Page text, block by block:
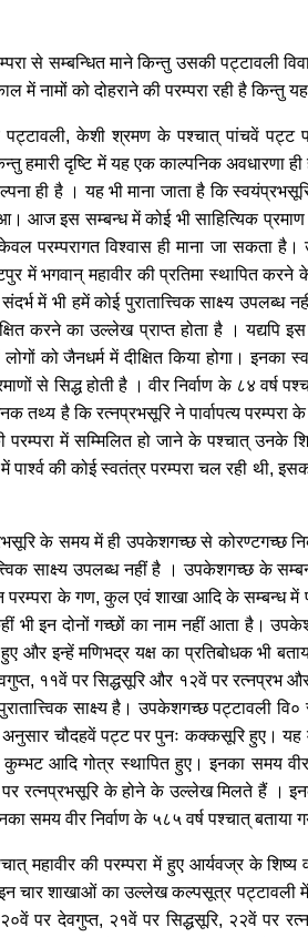
से सम्बन्धित माने किन्तु उसकी पट्टावली
में नामों को दोहराने की परम्परा रही है
केशी श्रमण के पश्चात् पांचवें पट्ट
हमारी दृष्टि में यह एक काल्पनिक अवधारणा
ही है । यह भी माना जाता है कि
आज इस सम्बन्ध में कोई भी साहित्यिक प्रमाण
केवल परम्परागत विश्वास ही माना जा
में भगवान् महावीर की प्रतिमा स्थापित
में भी हमें कोई पुरातात्त्विक साक्ष्य उपलब्ध
करने का उल्लेख प्राप्त होता है । यद्यपि
को जैनधर्म में दीक्षित किया होगा। इनका
से सिद्ध होती है । वीर निर्वाण के ८४
है कि रत्नप्रभसूरि ने पार्वापत्य परम्परा
में सम्मिलित हो जाने के पश्चात् उनके
पार्श्व की कोई स्वतंत्र परम्परा चल रही थी,
के समय में ही उपकेशगच्छ से कोरण्टगच्छ
साक्ष्य उपलब्ध नहीं है । उपकेशगच्छ के
के गण, कुल एवं शाखा आदि के सम्बन्ध
भी इन दोनों गच्छों का नाम नहीं आता है।
और इन्हें मणिभद्र यक्ष का प्रतिबोधक भी
११वें पर सिद्धसूरि और १२वें पर रत्नप्रभ
साक्ष्य है। उपकेशगच्छ पट्टावली
चौदहवें पट्ट पर पुनः कक्कसूरि हुए। यह
कुम्भट आदि गोत्र स्थापित हुए। इनका समय
रत्नप्रभसूरि के होने के उल्लेख मिलते हैं ।
समय वीर निर्वाण के ५८५ वर्ष पश्चात् बताया
महावीर की परम्परा में हुए आर्यवज्र के
चार शाखाओं का उल्लेख कल्पसूत्र पट्टावली में
पर देवगुप्त, २१वें पर सिद्धसूरि, २२वें पर